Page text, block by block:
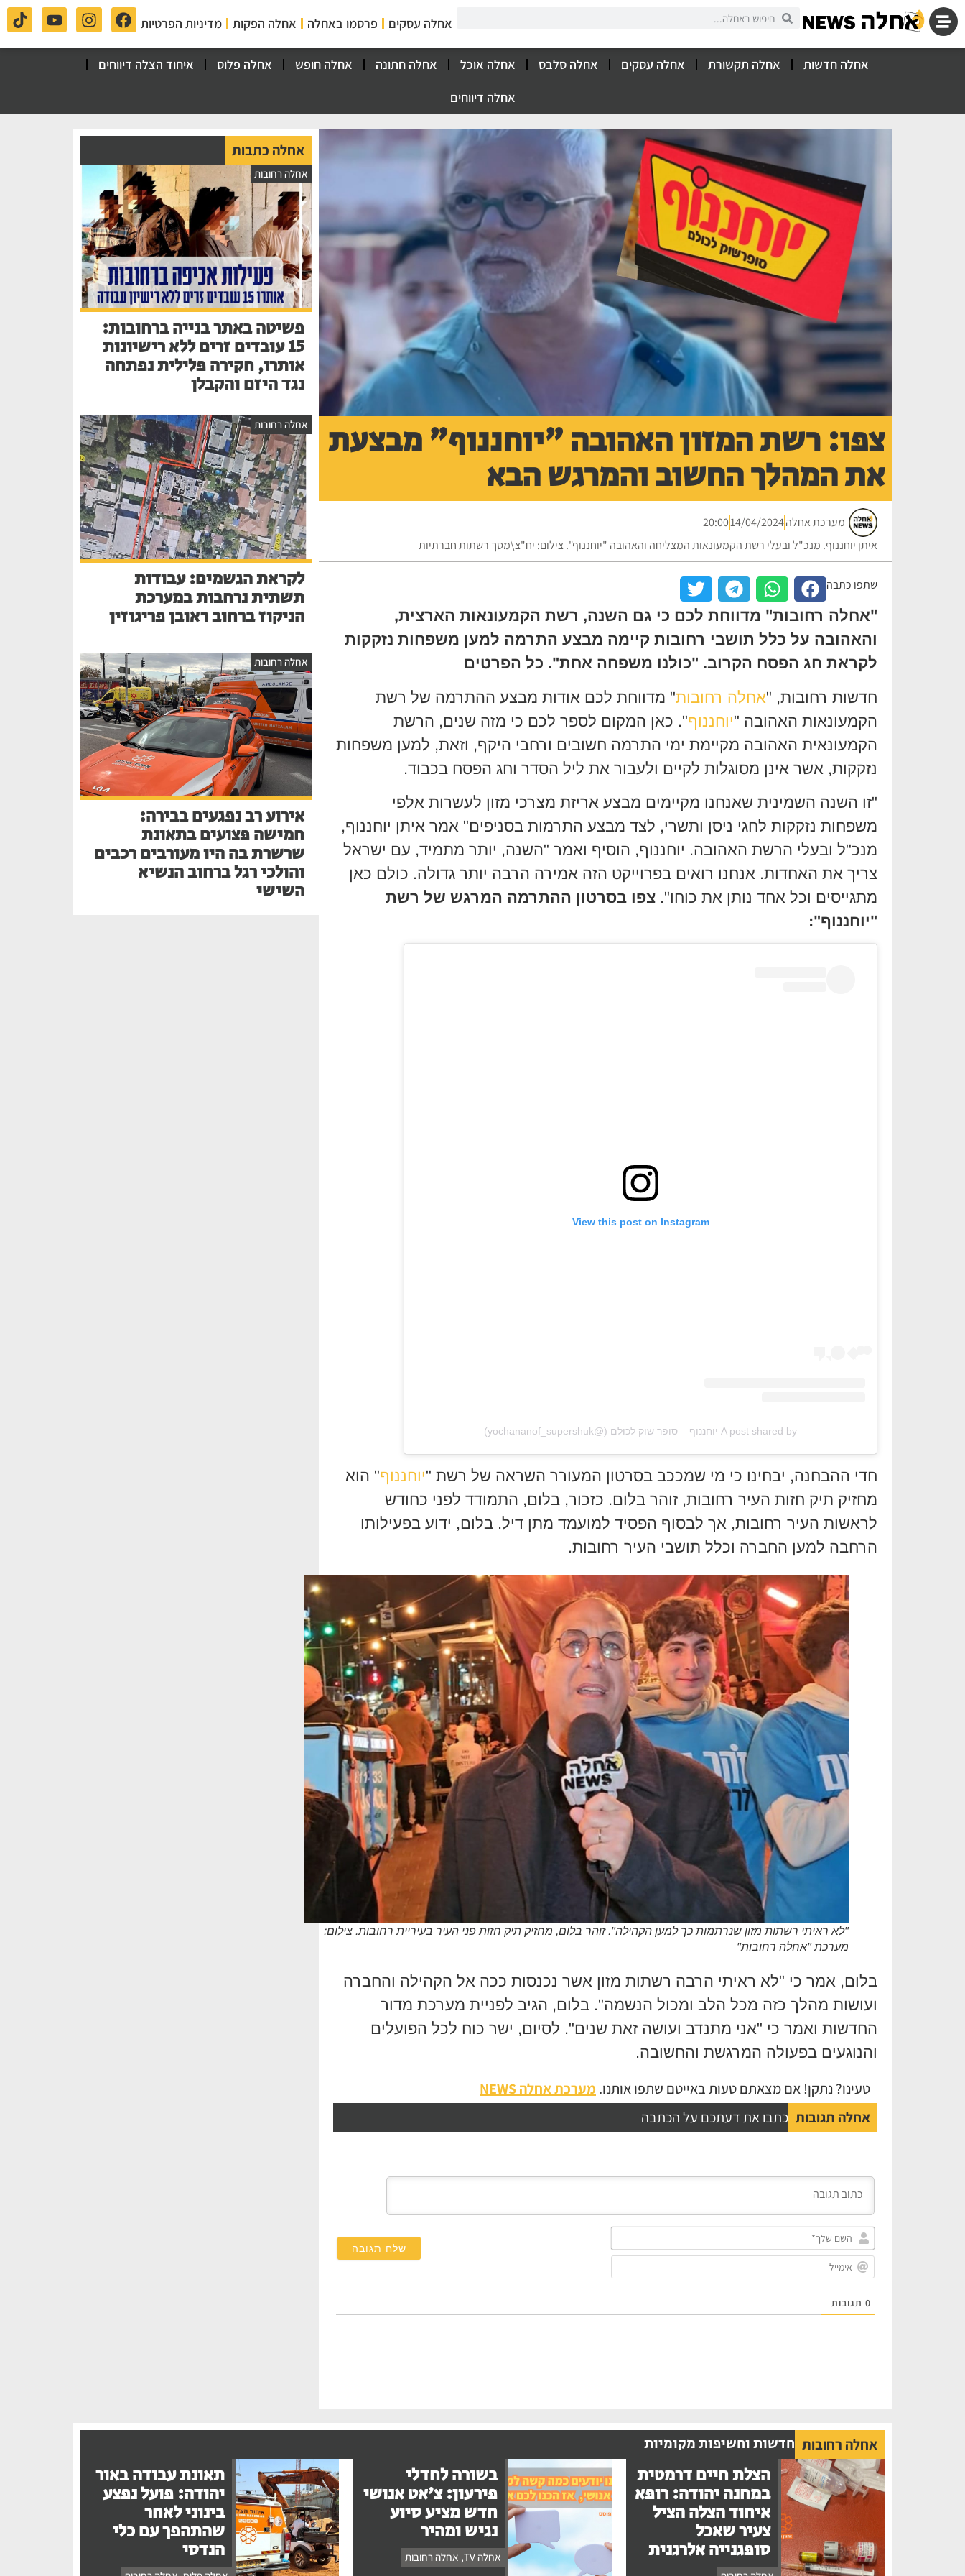
אחלה עסקים פרסמו באחלה אחלה הפקות מדיניות הפרטיות
אחלה חדשות אחלה תקשורת אחלה עסקים אחלה סלבס אחלה אוכל אחלה חתונה אחלה חופש אחלה פלוס
איחוד הצלה דיווחים
אחלה דיווחים
צפו: רשת המזון האהובה "יוחננוף" מבצעת
את המהלך החשוב והמרגש הבא
מערכת אחלה14/04/2024
20:00
איתן יוחננוף. מנכ"ל ובעלי רשת הקמעונאות המצליחה והאהובה "יוחננוף". צילום: יח"צ\מסך רשתות חברתיות
שתפו כתבה
"אחלה רחובות" מדווחת לכם כי גם השנה, רשת הקמעונאות הארצית,
והאהובה על כלל תושבי רחובות קיימה מבצע התרמה למען משפחות נזקקות
לקראת חג הפסח הקרוב. "כולנו משפחה אחת". כל הפרטים
חדשות רחובות, "אחלה רחובות" מדווחת לכם אודות מבצע ההתרמה של רשת
הקמעונאות האהובה "יוחננוף". כאן המקום לספר לכם כי מזה שנים, הרשת
הקמעונאית האהובה מקיימת ימי התרמה חשובים ורחבי היקף, וזאת, למען משפחות
נזקקות, אשר אינן מסוגלות לקיים ולעבור את ליל הסדר וחג הפסח בכבוד.
"זו השנה השמינית שאנחנו מקיימים מבצע אריזת מצרכי מזון לעשרות אלפי
משפחות נזקקות לחגי ניסן ותשרי, לצד מבצע התרמות בסניפים" אמר איתן יוחננוף,
מנכ"ל ובעלי הרשת האהובה. יוחננוף, הוסיף ואמר "השנה, יותר מתמיד, עם ישראל
צריך את האחדות. אנחנו רואים בפרוייקט הזה אמירה הרבה יותר גדולה. כולם כאן
מתגייסים וכל אחד נותן את כוחו". צפו בסרטון ההתרמה המרגש של רשת
"יוחננוף":
View this post on Instagram
A post shared by יוחננוף – סופר שוק לכולם (@yochananof_supershuk)
חדי ההבחנה, יבחינו כי מי שמככב בסרטון המעורר השראה של רשת "יוחננוף" הוא
מחזיק תיק חזות העיר רחובות, זוהר בלום. כזכור, בלום, התמודד לפני כחודש
לראשות העיר רחובות, אך לבסוף הפסיד למועמד מתן דיל. בלום, ידוע בפעילותו
הרחבה למען החברה וכלל תושבי העיר רחובות.
"לא ראיתי רשתות מזון שנרתמות כך למען הקהילה". זוהר בלום, מחזיק תיק חזות פני העיר בעיריית רחובות. צילום:
מערכת "אחלה רחובות"
בלום, אמר כי "לא ראיתי הרבה רשתות מזון אשר נכנסות ככה אל הקהילה והחברה
ועושות מהלך כזה מכל הלב ומכול הנשמה". בלום, הגיב לפניית מערכת מדור
החדשות ואמר כי "אני מתנדב ועושה זאת שנים". לסיום, ישר כוח לכל הפועלים
והנוגעים בפעולה המרגשת והחשובה.
טעינו? נתקן! אם מצאתם טעות באייטם שתפו אותנו. מערכת אחלה NEWS
אחלה תגובות כתבו את דעתכם על הכתבה
שלך*
0 תגובות
אחלה כתבות
אחלה רחובות
פשיטה באתר בנייה ברחובות:
15 עובדים זרים ללא רישיונות
אותרו, חקירה פלילית נפתחה
נגד היזם והקבלן
אחלה רחובות
לקראת הגשמים: עבודות
תשתית נרחבות במערכת
הניקוז ברחוב ראובן פריגוזין
אחלה רחובות
אירוע רב נפגעים בבירה:
חמישה פצועים בתאונת
שרשרת בה היו מעורבים רכבים
והולכי רגל ברחוב הנשיא
השישי
אחלה רחובות חדשות וחשיפות מקומיות
הצלת חיים דרמטית
במחנה יהודה: רופא
איחוד הצלה הציל
צעיר שאכל
סופגנייה אלרגנית
בשורה לחדלי
פירעון: צ'אט אנושי
חדש מציע סיוע
נגיש ומהיר
אחלה TV , אחלה רחובות
תאונת עבודה באור
יהודה: פועל נפצע
בינוני לאחר
שהתהפך עם כלי
הנדסי